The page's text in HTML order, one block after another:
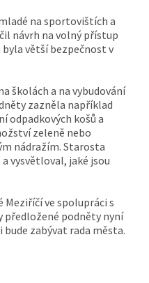
na sportovištích a
návrh na volný přístup
větší bezpečnost v
školách a na vybudování
zazněla například
odpadkových košů a
zeleně nebo
nádražím. Starosta
vysvětloval, jaké jsou
Meziříčí ve spolupráci s
předložené podněty nyní
zabývat rada města.